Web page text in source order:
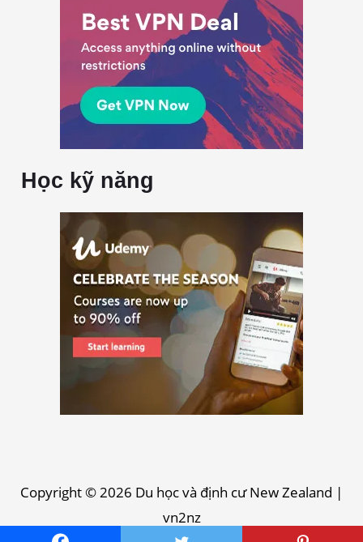
Học kỹ năng
Copyright © 2026 Du học và định cư New Zealand |
vn2nz